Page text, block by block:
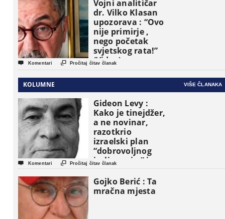
Vojni analitičar
dr. Vilko Klasan
upozorava : “Ovo
nije primirje ,
nego početak
svjetskog rata!”
(Video)
 Komentari  Pročitaj čitav članak
KOLUMNE VIŠE ČLANAKA
Gideon Levy :
Kako je tinejdžer,
a ne novinar,
razotkrio
izraelski plan
“dobrovoljnog
iseljavanja ” iz
Gaze
 Komentari  Pročitaj čitav članak
Gojko Berić : Ta
mračna mjesta